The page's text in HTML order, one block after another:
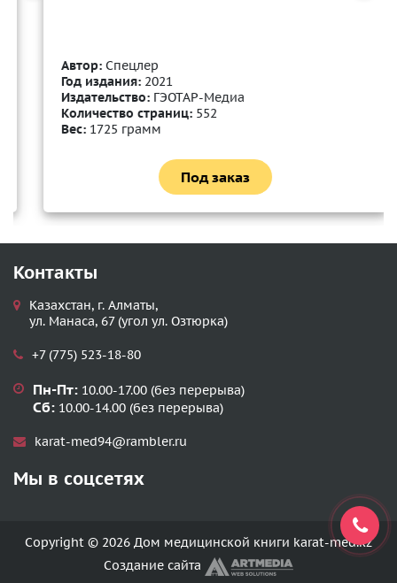
Автор:Спецлер
Год издания:2021
Издательство:ГЭОТАР-Медиа
Количество страниц:552
Вес:1725 грамм
Под заказ
Контакты
Казахстан, г. Алматы,
ул. Манаса, 67 (угол ул. Озтюрка)
+7 (775) 523-18-80
Пн-Пт: 10.00-17.00 (без перерыва)
Сб: 10.00-14.00 (без перерыва)
karat-med94@rambler.ru
Мы в соцсетях
Copyright © 2026 Дом медицинской книги karat-med.kz
Создание сайта